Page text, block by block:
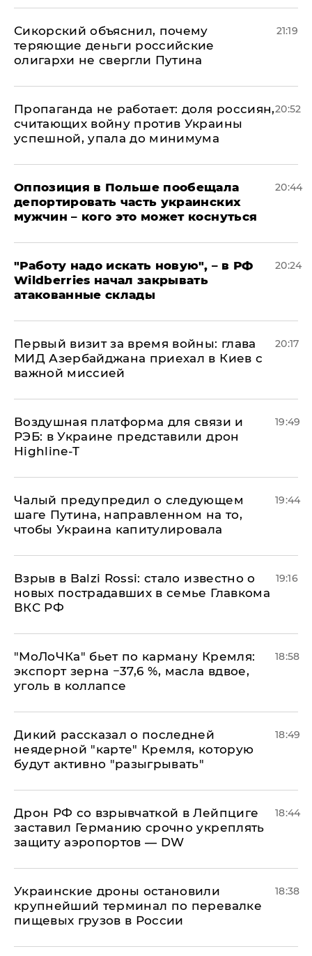
Сикорский объяснил, почему
теряющие деньги российские
олигархи не свергли Путина
21:19
​Пропаганда не работает: доля россиян,
считающих войну против Украины
успешной, упала до минимума
20:52
Оппозиция в Польше пообещала
депортировать часть украинских
мужчин – кого это может коснуться
20:44
"Работу надо искать новую", – в РФ
Wildberries начал закрывать
атакованные склады
20:24
Первый визит за время войны: глава
МИД Азербайджана приехал в Киев с
важной миссией
20:17
Воздушная платформа для связи и
РЭБ: в Украине представили дрон
Highline-T
19:49
Чалый предупредил о следующем
шаге Путина, направленном на то,
чтобы Украина капитулировала
19:44
Взрыв в Balzi Rossi: стало известно о
новых пострадавших в семье Главкома
ВКС РФ
19:16
​"МоЛоЧКа" бьет по карману Кремля:
экспорт зерна −37,6 %, масла вдвое,
уголь в коллапсе
18:58
Дикий рассказал о последней
неядерной "карте" Кремля, которую
будут активно "разыгрывать"
18:49
​Дрон РФ со взрывчаткой в Лейпциге
заставил Германию срочно укреплять
защиту аэропортов — DW
18:44
Украинские дроны остановили
крупнейший терминал по перевалке
пищевых грузов в России
18:38